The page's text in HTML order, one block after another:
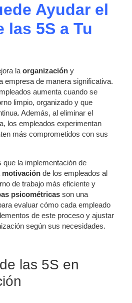
Ayudar el
las 5S a Tu
laorganización y
empresa de manera significativa.
aumenta cuando se
limpio, organizado y que
Además, al eliminar el
los empleados experimentan
más comprometidos con sus
que la implementación de
motivación de los empleados al
de trabajo más eficiente y
psicométricas son una
evaluar cómo cada empleado
de este proceso y ajustar
según sus necesidades.